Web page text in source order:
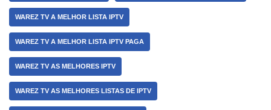
WAREZ TV A MELHOR LISTA IPTV
WAREZ TV A MELHOR LISTA IPTV PAGA
WAREZ TV AS MELHORES IPTV
WAREZ TV AS MELHORES LISTAS DE IPTV